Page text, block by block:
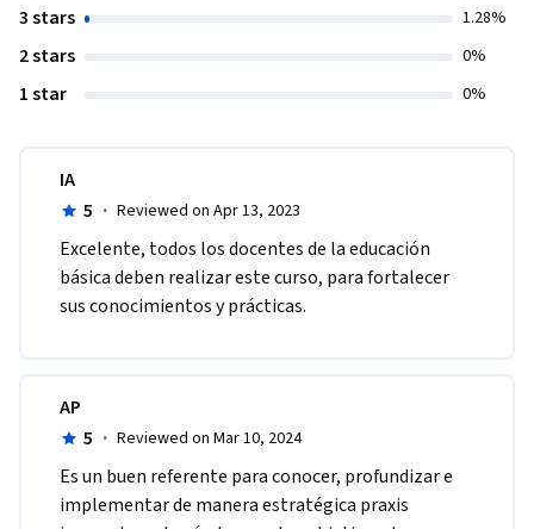
3 stars 1.28%
2 stars 0%
1 star 0%
IA
5 · Reviewed on Apr 13, 2023
Excelente, todos los docentes de la educación
básica deben realizar este curso, para fortalecer
sus conocimientos y prácticas.
AP
5 · Reviewed on Mar 10, 2024
Es un buen referente para conocer, profundizar e
implementar de manera estratégica praxis